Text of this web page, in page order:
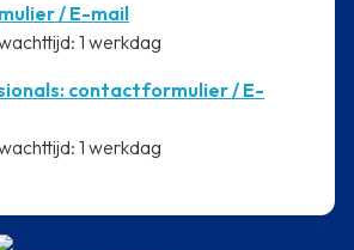
/ E-mail
1 werkdag
contactformulier / E-
1 werkdag